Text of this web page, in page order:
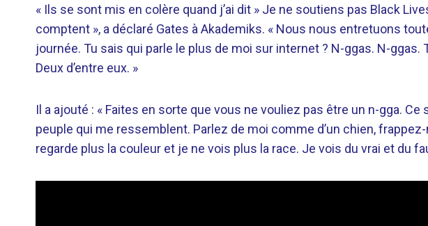
« Ils se sont mis en colère quand j’ai dit » Je ne soutiens pas Black
comptent », a déclaré Gates à Akademiks. « Nous nous entretuons
journée. Tu sais qui parle le plus de moi sur internet ? N-ggas. N-ggas.
Deux d’entre eux. »
Il a ajouté : « Faites en sorte que vous ne vouliez pas être un n-gga.
peuple qui me ressemblent. Parlez de moi comme d’un chien,
regarde plus la couleur et je ne vois plus la race. Je vois du vrai et du